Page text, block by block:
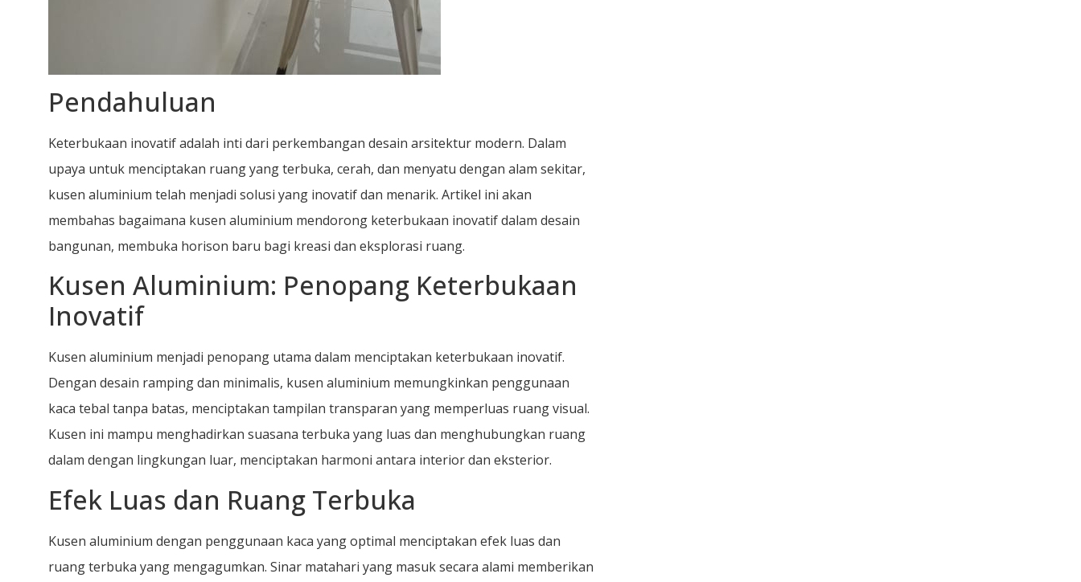
Pendahuluan
Keterbukaan inovatif adalah inti dari perkembangan desain arsitektur modern. Dalam
upaya untuk menciptakan ruang yang terbuka, cerah, dan menyatu dengan alam sekitar,
kusen aluminium telah menjadi solusi yang inovatif dan menarik. Artikel ini akan
membahas bagaimana kusen aluminium mendorong keterbukaan inovatif dalam desain
bangunan, membuka horison baru bagi kreasi dan eksplorasi ruang.
Kusen Aluminium: Penopang Keterbukaan
Inovatif
Kusen aluminium menjadi penopang utama dalam menciptakan keterbukaan inovatif.
Dengan desain ramping dan minimalis, kusen aluminium memungkinkan penggunaan
kaca tebal tanpa batas, menciptakan tampilan transparan yang memperluas ruang visual.
Kusen ini mampu menghadirkan suasana terbuka yang luas dan menghubungkan ruang
dalam dengan lingkungan luar, menciptakan harmoni antara interior dan eksterior.
Efek Luas dan Ruang Terbuka
Kusen aluminium dengan penggunaan kaca yang optimal menciptakan efek luas dan
ruang terbuka yang mengagumkan. Sinar matahari yang masuk secara alami memberikan